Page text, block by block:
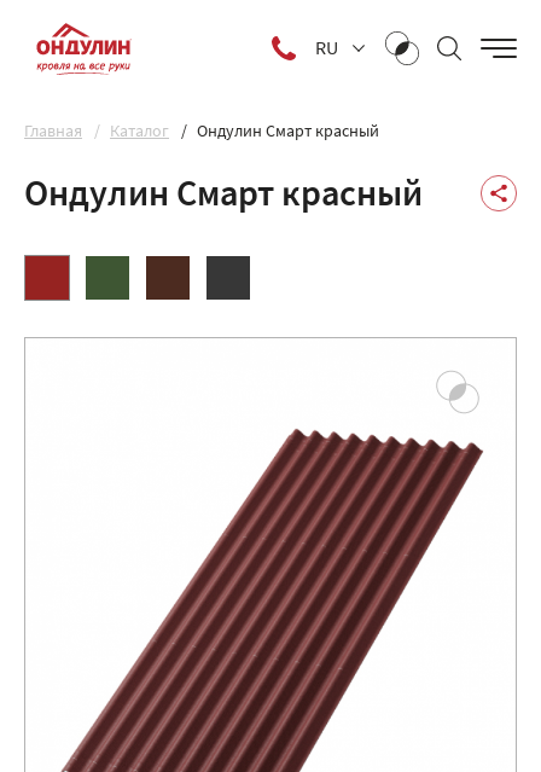
RU
Главная Каталог Ондулин Смарт красный
Ондулин Смарт красный